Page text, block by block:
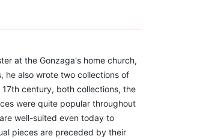
at the Gonzaga's home church,
he also wrote two collections of
century, both collections, the
were quite popular throughout
well-suited even today to
pieces are preceded by their